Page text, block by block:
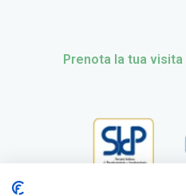
Prenota la tua visita